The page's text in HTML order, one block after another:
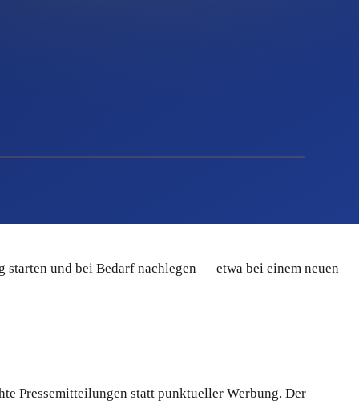
und bei Bedarf nachlegen — etwa bei einem neuen
Pressemitteilungen statt punktueller Werbung. Der